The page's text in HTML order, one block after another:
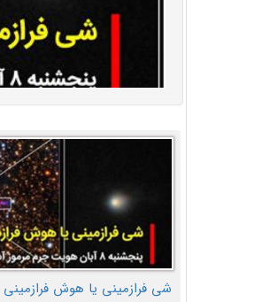
شی فرازمینی یا هوش فرازمینی